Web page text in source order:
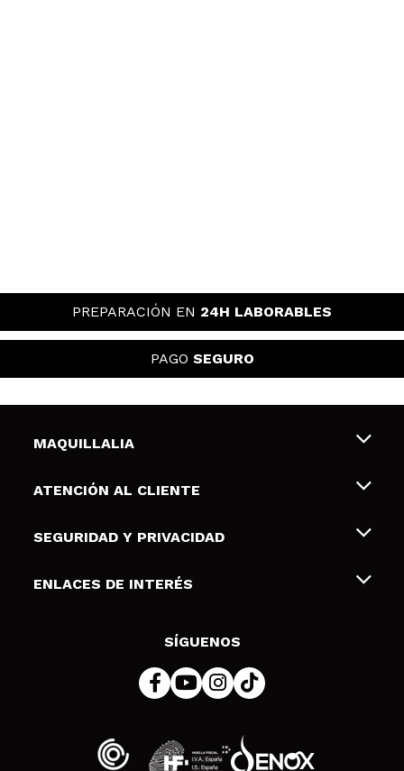
PREPARACIÓN EN 24H LABORABLES
PAGO SEGURO
MAQUILLALIA
Sobre nosotros
Tarjetas de Regalo
ATENCIÓN AL CLIENTE
Envíos y devoluciones
Formas de pago
SEGURIDAD Y PRIVACIDAD
Terminos y condiciones de uso
Política de cookies
ENLACES DE INTERÉS
SÍGUENOS